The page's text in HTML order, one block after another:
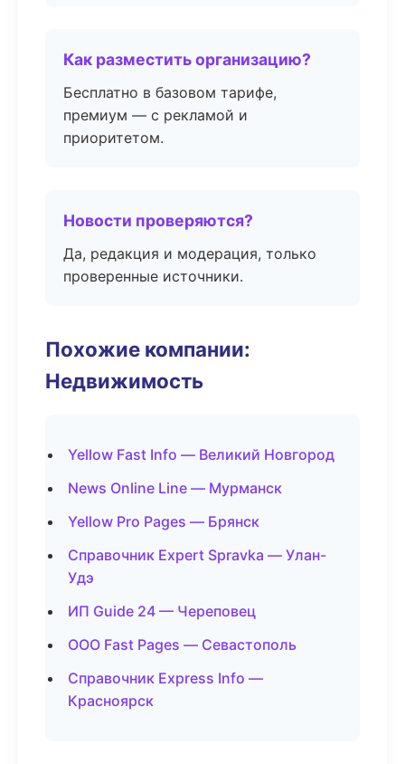
Как разместить организацию?
Бесплатно в базовом тарифе,
премиум — с рекламой и
приоритетом.
Новости проверяются?
Да, редакция и модерация, только
проверенные источники.
Похожие компании:
Недвижимость
Yellow Fast Info — Великий Новгород
News Online Line — Мурманск
Yellow Pro Pages — Брянск
Справочник Expert Spravka — Улан-
Удэ
ИП Guide 24 — Череповец
ООО Fast Pages — Севастополь
Справочник Express Info —
Красноярск